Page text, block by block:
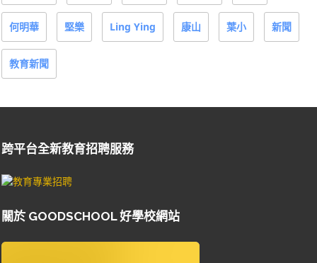
何明華 堅樂 Ling Ying 康山 葉小 新聞
教育新聞
跨平台全新教育招聘服務
關於 GOODSCHOOL 好學校網站